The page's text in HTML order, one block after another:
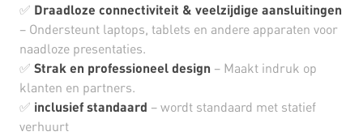
✅ Draadloze connectiviteit & veelzijdige aansluitingen
– Ondersteunt laptops, tablets en andere apparaten voor
naadloze presentaties.
✅ Strak en professioneel design – Maakt indruk op
klanten en partners.
✅ inclusief standaard – wordt standaard met statief
verhuurt